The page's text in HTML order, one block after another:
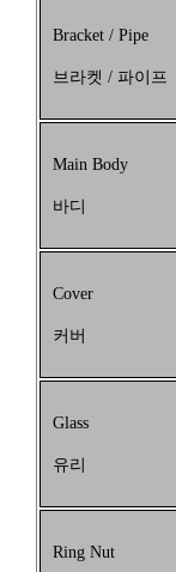
Bracket / Pipe
브라켓 / 파이프
Main Body
바디
Cover
커버
Glass
유리
Ring Nut